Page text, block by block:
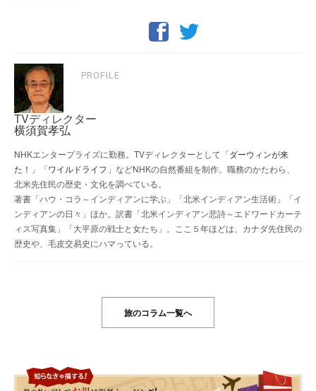
PROFILE
TVディレクター
横須賀孝弘
NHKエンタープライズに勤務。TVディレクターとして「ダーウィンが来
た！ 」「ワイルドライフ 」などNHKの自然番組を制作。職務のかたわら、
北米先住民の歴史・文化を調べている。
著書「ハウ・コラ～インディアンに学ぶ」「北米インディアン生活術」「イ
ンディアンの日々」ほか。訳書「北米インディアン悲詩～エドワードカーテ
ィス写真集」「大平原の戦士と女たち」。ここ５年ほどは、カナダ先住民の
歴史や、毛皮交易史にハマっている。
旅のコラム一覧へ